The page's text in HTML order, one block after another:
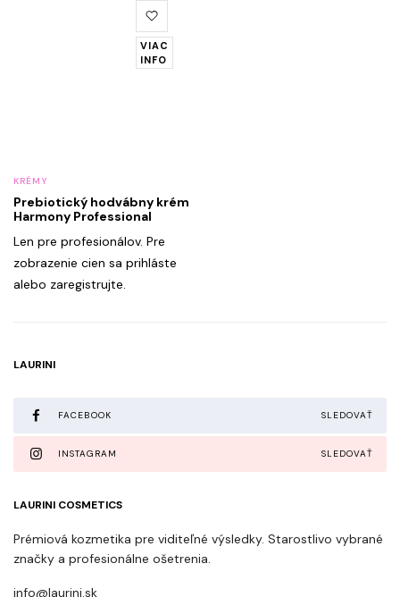
VIAC
INFO
KRÉMY
Prebiotický hodvábny krém
Harmony Professional
Len pre profesionálov. Pre
zobrazenie cien sa prihláste
alebo zaregistrujte.
LAURINI
FACEBOOK SLEDOVAŤ
INSTAGRAM SLEDOVAŤ
LAURINI COSMETICS
Prémiová kozmetika pre viditeľné výsledky. Starostlivo vybrané
značky a profesionálne ošetrenia.
info@laurini.sk